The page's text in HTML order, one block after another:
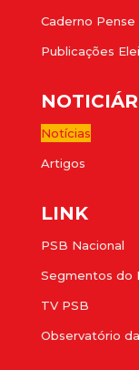
Caderno Pense
Publicações
Notícias
Artigos
LINK
PSB Nacional
Segmentos do
TV PSB
Observatório